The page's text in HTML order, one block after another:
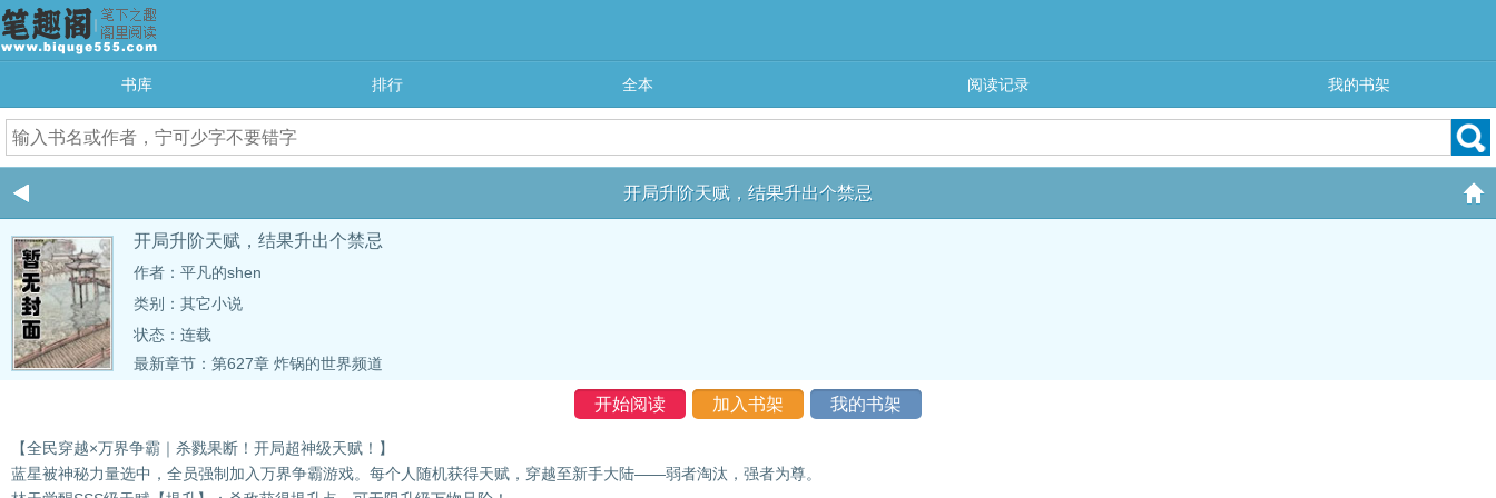
书库 排行 全本 阅读记录 我的书架
开局升阶天赋，结果升出个禁忌
开局升阶天赋，结果升出个禁忌
作者：平凡的shen
类别：其它小说
状态：连载
最新章节： 第627章 炸锅的世界频道
开始阅读 加入书架 我的书架
【全民穿越×万界争霸｜杀戮果断！开局超神级天赋！】
蓝星被神秘力量选中，全员强制加入万界争霸游戏。每个人随机获得天赋，穿越至新手大陆——弱者淘汰，强者为尊。